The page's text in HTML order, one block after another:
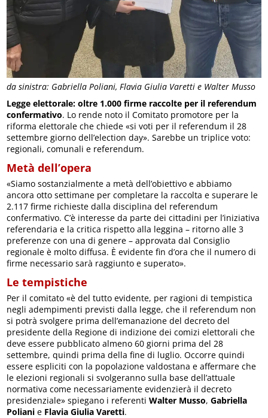
da sinistra: Gabriella Poliani, Flavia Giulia Varetti e Walter Musso
Legge elettorale: oltre 1.000 firme raccolte per il referendum
confermativo. Lo rende noto il Comitato promotore per la
riforma elettorale che chiede «si voti per il referendum il 28
settembre giorno dell’election day». Sarebbe un triplice voto:
regionali, comunali e referendum.
Metà dell’opera
«Siamo sostanzialmente a metà dell’obiettivo e abbiamo
ancora otto settimane per completare la raccolta e superare le
2.117 firme richieste dalla disciplina del referendum
confermativo. C’è interesse da parte dei cittadini per l’iniziativa
referendaria e la critica rispetto alla leggina – ritorno alle 3
preferenze con una di genere – approvata dal Consiglio
regionale è molto diffusa. È evidente fin d’ora che il numero di
firme necessario sarà raggiunto e superato».
Le tempistiche
Per il comitato «è del tutto evidente, per ragioni di tempistica
negli adempimenti previsti dalla legge, che il referendum non
si potrà svolgere prima dell’emanazione del decreto del
presidente della Regione di indizione dei comizi elettorali che
deve essere pubblicato almeno 60 giorni prima del 28
settembre, quindi prima della fine di luglio. Occorre quindi
essere espliciti con la popolazione valdostana e affermare che
le elezioni regionali si svolgeranno sulla base dell’attuale
normativa come necessariamente evidenzierà il decreto
presidenziale» spiegano i referentiWalter Musso, Gabriella
Poliani e Flavia Giulia Varetti.